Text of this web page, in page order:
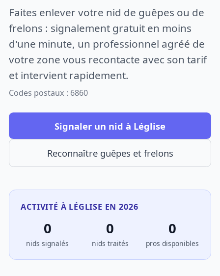
Faites enlever votre nid de guêpes ou de
frelons : signalement gratuit en moins
d'une minute, un professionnel agréé de
votre zone vous recontacte avec son tarif
et intervient rapidement.
Codes postaux : 6860
Signaler un nid à Léglise
Reconnaître guêpes et frelons
ACTIVITÉ À LÉGLISE EN 2026
0
nids signalés
0
nids traités
0
pros disponibles